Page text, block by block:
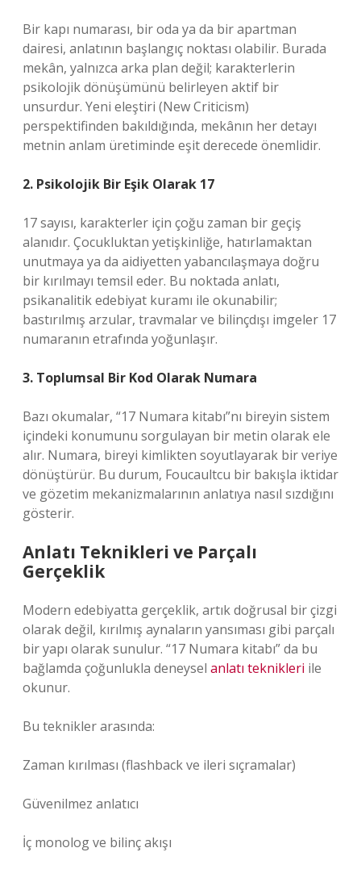
Bir kapı numarası, bir oda ya da bir apartman
dairesi, anlatının başlangıç noktası olabilir. Burada
mekân, yalnızca arka plan değil; karakterlerin
psikolojik dönüşümünü belirleyen aktif bir
unsurdur. Yeni eleştiri (New Criticism)
perspektifinden bakıldığında, mekânın her detayı
metnin anlam üretiminde eşit derecede önemlidir.
2. Psikolojik Bir Eşik Olarak 17
17 sayısı, karakterler için çoğu zaman bir geçiş
alanıdır. Çocukluktan yetişkinliğe, hatırlamaktan
unutmaya ya da aidiyetten yabancılaşmaya doğru
bir kırılmayı temsil eder. Bu noktada anlatı,
psikanalitik edebiyat kuramı ile okunabilir;
bastırılmış arzular, travmalar ve bilinçdışı imgeler 17
numaranın etrafında yoğunlaşır.
3. Toplumsal Bir Kod Olarak Numara
Bazı okumalar, “17 Numara kitabı”nı bireyin sistem
içindeki konumunu sorgulayan bir metin olarak ele
alır. Numara, bireyi kimlikten soyutlayarak bir veriye
dönüştürür. Bu durum, Foucaultcu bir bakışla iktidar
ve gözetim mekanizmalarının anlatıya nasıl sızdığını
gösterir.
Anlatı Teknikleri ve Parçalı
Gerçeklik
Modern edebiyatta gerçeklik, artık doğrusal bir çizgi
olarak değil, kırılmış aynaların yansıması gibi parçalı
bir yapı olarak sunulur. “17 Numara kitabı” da bu
bağlamda çoğunlukla deneysel anlatı teknikleri ile
okunur.
Bu teknikler arasında:
Zaman kırılması (flashback ve ileri sıçramalar)
Güvenilmez anlatıcı
İç monolog ve bilinç akışı